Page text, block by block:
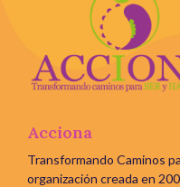
Acciona
Transformando Caminos
organización creada en